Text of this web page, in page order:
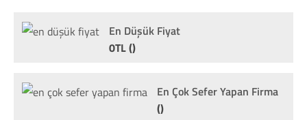
En Düşük Fiyat
0TL ()
En Çok Sefer Yapan Firma
()